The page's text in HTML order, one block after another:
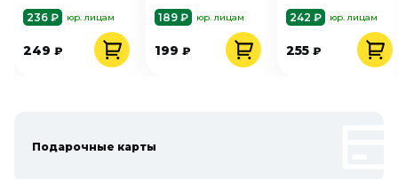
236 ₽ юр. лицам
249 ₽
189 ₽ юр. лицам
199 ₽
242 ₽ юр. лицам
255 ₽
Подарочные карты